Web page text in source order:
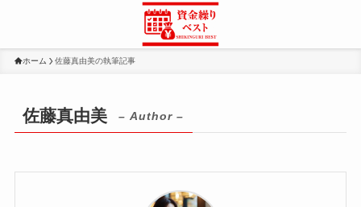
ホーム 佐藤真由美の執筆記事
佐藤真由美 – Author –